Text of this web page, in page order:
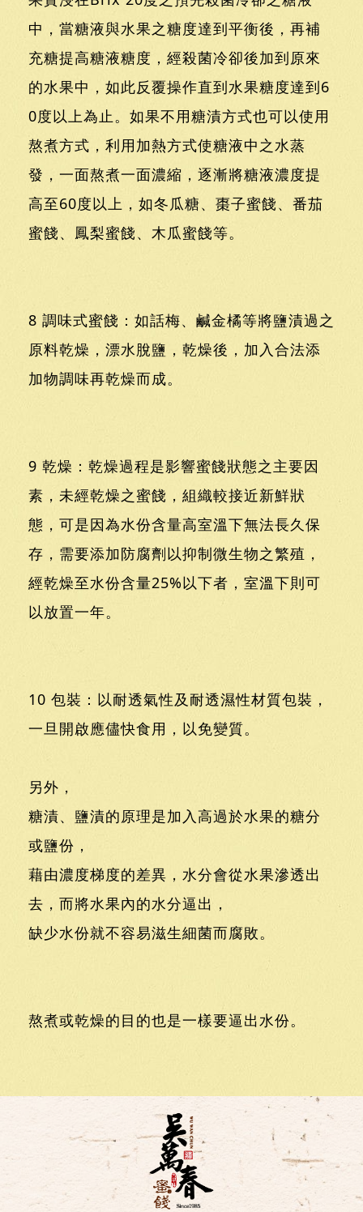
中，當糖液與水果之糖度達到平衡後，再補
充糖提高糖液糖度，經殺菌冷卻後加到原來
的水果中，如此反覆操作直到水果糖度達到6
0度以上為止。如果不用糖漬方式也可以使用
熬煮方式，利用加熱方式使糖液中之水蒸
發，一面熬煮一面濃縮，逐漸將糖液濃度提
高至60度以上，如冬瓜糖、棗子蜜餞、番茄
蜜餞、鳳梨蜜餞、木瓜蜜餞等。
8 調味式蜜餞：如話梅、鹹金橘等將鹽漬過之
原料乾燥，漂水脫鹽，乾燥後，加入合法添
加物調味再乾燥而成。
9 乾燥：乾燥過程是影響蜜餞狀態之主要因
素，未經乾燥之蜜餞，組織較接近新鮮狀
態，可是因為水份含量高室溫下無法長久保
存，需要添加防腐劑以抑制微生物之繁殖，
經乾燥至水份含量25%以下者，室溫下則可
以放置一年。
10 包裝：以耐透氣性及耐透濕性材質包裝，
一旦開啟應儘快食用，以免變質。
另外，
糖漬、鹽漬的原理是加入高過於水果的糖分
或鹽份，
藉由濃度梯度的差異，水分會從水果滲透出
去，而將水果內的水分逼出，
缺少水份就不容易滋生細菌而腐敗。
熬煮或乾燥的目的也是一樣要逼出水份。